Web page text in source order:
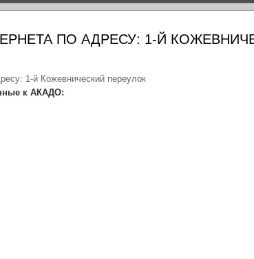
ПО АДРЕСУ: 1-Й
1-й Кожевнический переулок
к АКАДО: